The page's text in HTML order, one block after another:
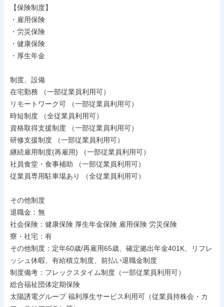
【保険制度】
・雇用保険
・労災保険
・健康保険
・厚生年金
制度、設備
在宅勤務 （一部従業員利用可）
リモートワーク可 （一部従業員利用可）
時短制度 （全従業員利用可）
資格取得支援制度 （一部従業員利用可）
研修支援制度 （一部従業員利用可）
継続雇用制度(再雇用) （一部従業員利用可）
社員食堂・食事補助 （一部従業員利用可）
従業員専用駐車場あり （全従業員利用可）
その他制度
退職金：無
社会保険：健康保険 厚生年金保険 雇用保険 労災保険
寮・社宅：有
その他制度：定年60歳/再雇用65歳、確定拠出年金401K、リフレ
ッシュ休暇、有給積立制度、前払い退職金制度
制度備考：フレックスタイム制度（一部従業員利用可）
総合福祉団体定期保険
太陽誘電グループ 福利厚生サービス利用可（従業員持株会・カ